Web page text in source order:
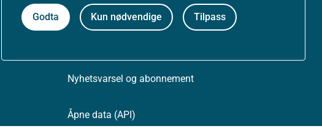
Godta Kun nødvendige Tilpass
Tilgjengelighetserklæring (uustatus.no)
Nyhetsvarsel og abonnement
Åpne data (API)